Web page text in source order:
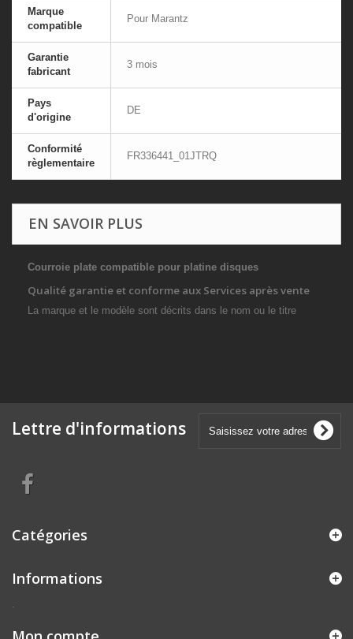
Marque
compatible
Pour Marantz
Garantie
fabricant
3 mois
Pays
d'origine
DE
Conformité
règlementaire
FR336441_01JTRQ
EN SAVOIR PLUS
Courroie plate compatible pour platine disques
Qualité garantie et conforme aux Services après vente
La marque et le modèle sont décrits dans le nom ou le titre
Lettre d'informations
Catégories
Informations
.